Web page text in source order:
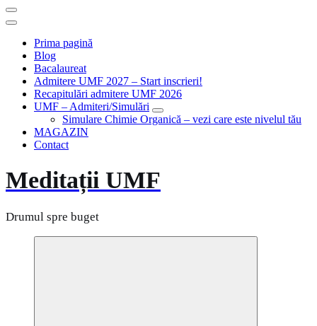
Prima pagină
Blog
Bacalaureat
Admitere UMF 2027 – Start inscrieri!
Recapitulări admitere UMF 2026
UMF – Admiteri/Simulări
Simulare Chimie Organică – vezi care este nivelul tău
MAGAZIN
Contact
Meditații UMF
Drumul spre buget